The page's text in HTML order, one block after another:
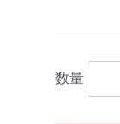
数量